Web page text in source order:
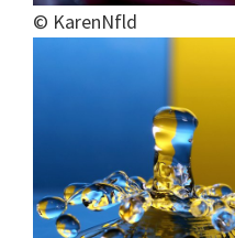
© KarenNfld